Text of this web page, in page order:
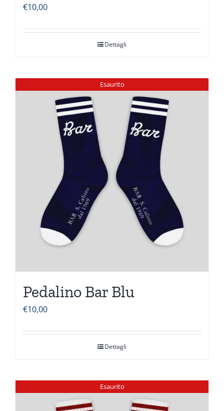
€10,00
Dettagli
Esaurito
Pedalino Bar Blu
€10,00
Dettagli
Esaurito